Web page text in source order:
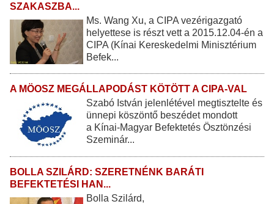
SZAKASZBA...
Ms. Wang Xu, a CIPA vezérigazgató
helyettese is részt vett a 2015.12.04-én a
CIPA (Kínai Kereskedelmi Minisztérium
Befek...
A MÖOSZ MEGÁLLAPODÁST KÖTÖTT A CIPA-VAL
Szabó István jelenlétével megtisztelte és
ünnepi köszöntő beszédet mondott
a Kínai-Magyar Befektetés Ösztönzési
Szeminár...
BOLLA SZILÁRD: SZERETNÉNK BARÁTI
BEFEKTETÉSI HAN...
Bolla Szilárd,